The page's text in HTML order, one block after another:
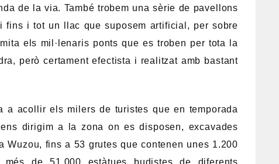
de la via. També trobem una sèrie de pavellons
fins i tot un llac que suposem artificial, per sobre
els mil·lenaris ponts que es troben per tota la
però certament efectista i realitzat amb bastant
a acollir els milers de turistes que en temporada
dirigim a la zona on es disposen, excavades
Wuzou, fins a 53 grutes que contenen unes 1.200
de 51.000 estàtues budistes de diferents